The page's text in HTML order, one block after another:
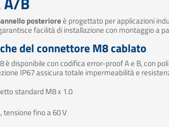
posterioreè progettato per applicazioni
facilità di installazione con montaggio a
del connettore M8 cablato
è disponibile con codifica error-proof A e B, con
IP67 assicura totale impermeabilità e
standard M8 x 1.0
tensione fino a 60 V